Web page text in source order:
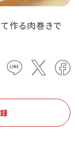
作る肉巻きで